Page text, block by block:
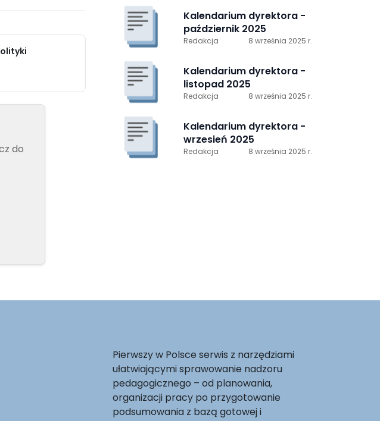
do
Kalendarium dyrektora -
październik 2025
Redakcja 8 września 2025 r.
Kalendarium dyrektora -
listopad 2025
Redakcja 8 września 2025 r.
Kalendarium dyrektora -
wrzesień 2025
Redakcja 8 września 2025 r.
Pierwszy w Polsce serwis z narzędziami
ułatwiającymi sprawowanie nadzoru
pedagogicznego – od planowania,
organizacji pracy po przygotowanie
podsumowania z bazą gotowej i